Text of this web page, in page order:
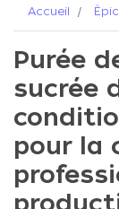
Accueil
Purée
sucrée
pour la